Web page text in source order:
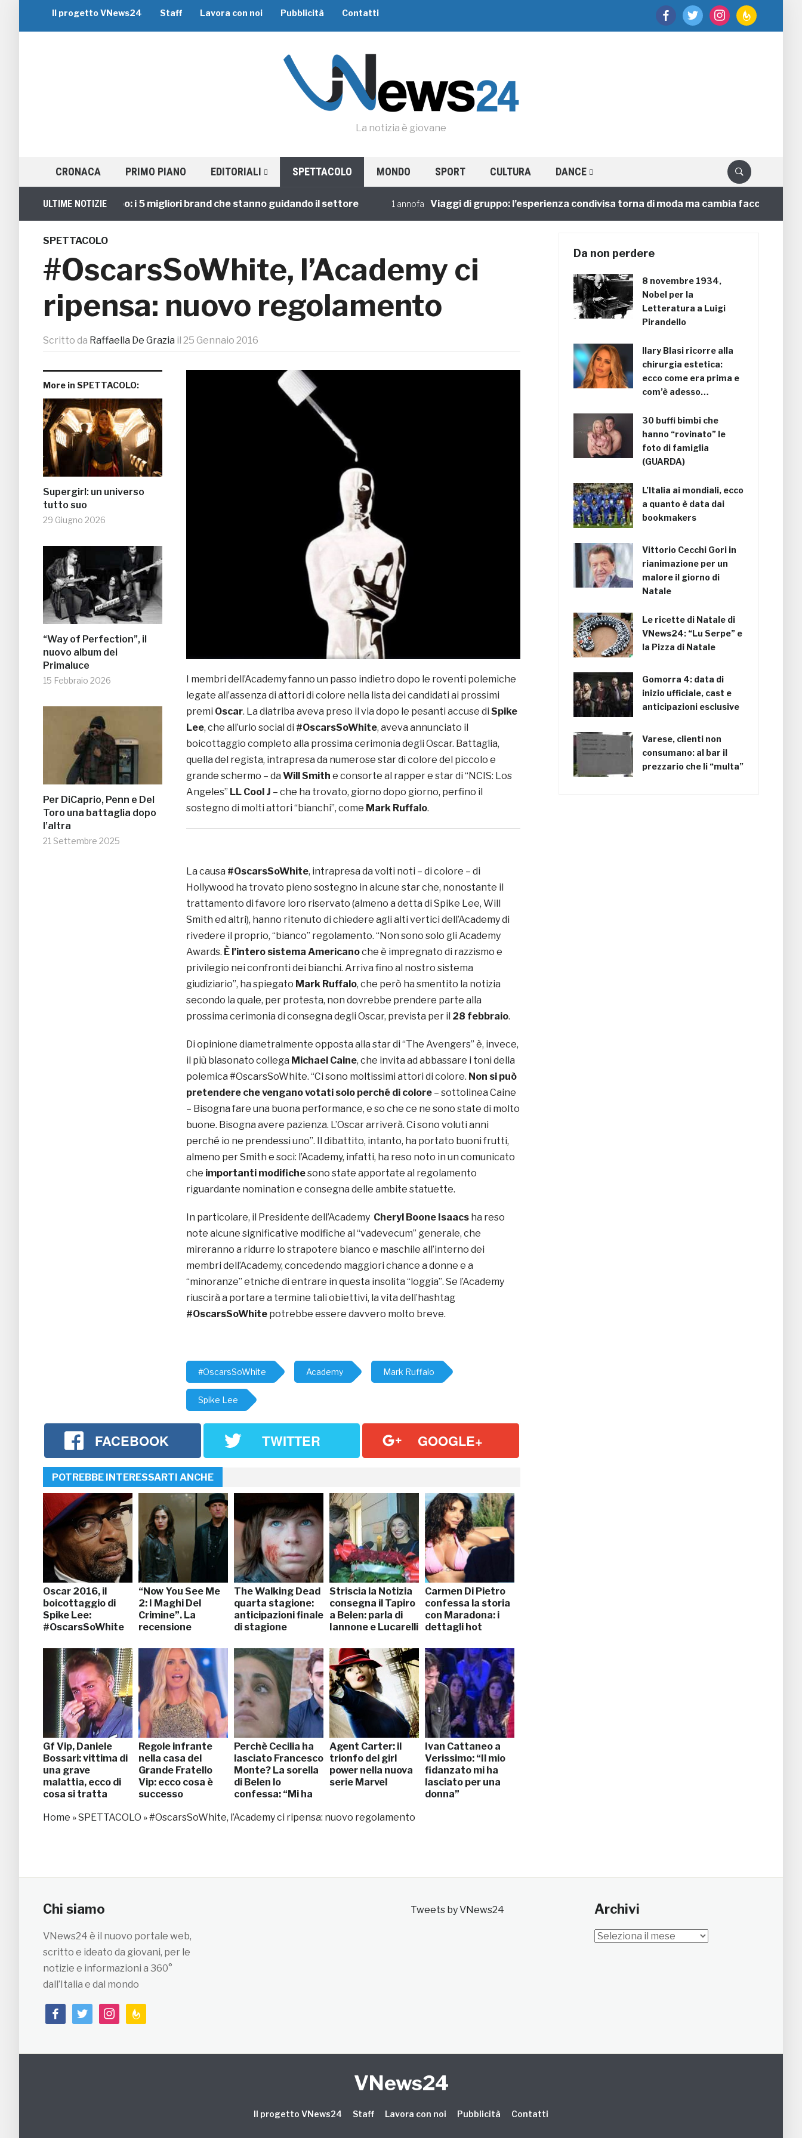
facebooktwitter instagramfeedburner
Il progetto VNews24 Staff Lavora con noi Pubblicità Contatti
La notizia è giovane
CRONACA PRIMO PIANO EDITORIALI SPETTACOLO MONDO SPORT CULTURA DANCE
ULTIME NOTIZIE
Viaggi di Gruppo: i 5 migliori brand che stanno guidando il settore 1 annofa Viaggi di gruppo: l’esperienza condivisa torna di moda ma cambia faccia
SPETTACOLO
#OscarsSoWhite, l’Academy ci
ripensa: nuovo regolamento
Scritto da Raffaella De Grazia il 25 Gennaio 2016
More in SPETTACOLO:
Supergirl: un universo
tutto suo
29 Giugno 2026
“Way of Perfection”, il
nuovo album dei
Primaluce
15 Febbraio 2026
Per DiCaprio, Penn e Del
Toro una battaglia dopo
l’altra
21 Settembre 2025
I membri dell’Academy fanno un passo indietro dopo le roventi polemiche
legate all’assenza di attori di colore nella lista dei candidati ai prossimi
premi Oscar. La diatriba aveva preso il via dopo le pesanti accuse di Spike
Lee, che all’urlo social di #OscarsSoWhite, aveva annunciato il
boicottaggio completo alla prossima cerimonia degli Oscar. Battaglia,
quella del regista, intrapresa da numerose star di colore del piccolo e
grande schermo – da Will Smith e consorte al rapper e star di “NCIS: Los
Angeles” LL Cool J – che ha trovato, giorno dopo giorno, perfino il
sostegno di molti attori “bianchi”, come Mark Ruffalo.
La causa #OscarsSoWhite, intrapresa da volti noti – di colore – di
Hollywood ha trovato pieno sostegno in alcune star che, nonostante il
trattamento di favore loro riservato (almeno a detta di Spike Lee, Will
Smith ed altri), hanno ritenuto di chiedere agli alti vertici dell’Academy di
rivedere il proprio, “bianco” regolamento. “Non sono solo gli Academy
Awards. È l’intero sistema Americanoche è impregnato di razzismo e
privilegio nei confronti dei bianchi. Arriva fino al nostro sistema
giudiziario”, ha spiegato Mark Ruffalo, che però ha smentito la notizia
secondo la quale, per protesta, non dovrebbe prendere parte alla
prossima cerimonia di consegna degli Oscar, prevista per il 28 febbraio.
Di opinione diametralmente opposta alla star di “The Avengers” è, invece,
il più blasonato collega Michael Caine, che invita ad abbassare i toni della
polemica #OscarsSoWhite. “Ci sono moltissimi attori di colore. Non si può
pretendere che vengano votati solo perché di colore – sottolinea Caine
– Bisogna fare una buona performance, e so che ce ne sono state di molto
buone. Bisogna avere pazienza. L’Oscar arriverà. Ci sono voluti anni
perché io ne prendessi uno”. Il dibattito, intanto, ha portato buoni frutti,
almeno per Smith e soci: l’Academy, infatti, ha reso noto in un comunicato
che importanti modifichesono state apportate al regolamento
riguardante nomination e consegna delle ambite statuette.
In particolare, il Presidente dell’Academy Cheryl Boone Isaacs ha reso
note alcune significative modifiche al “vadevecum” generale, che
mireranno a ridurre lo strapotere bianco e maschile all’interno dei
membri dell’Academy, concedendo maggiori chance a donne e a
“minoranze” etniche di entrare in questa insolita “loggia”. Se l’Academy
riuscirà a portare a termine tali obiettivi, la vita dell’hashtag
#OscarsSoWhite potrebbe essere davvero molto breve.
#OscarsSoWhite Academy Mark Ruffalo
Spike Lee
FACEBOOK TWITTER GOOGLE+
POTREBBE INTERESSARTI ANCHE
Oscar 2016, il
boicottaggio di
Spike Lee:
#OscarsSoWhite
“Now You See Me
2: I Maghi Del
Crimine”. La
recensione
The Walking Dead
quarta stagione:
anticipazioni finale
di stagione
Striscia la Notizia
consegna il Tapiro
a Belen: parla di
Iannone e Lucarelli
Carmen Di Pietro
confessa la storia
con Maradona: i
dettagli hot
Gf Vip, Daniele
Bossari: vittima di
una grave
malattia, ecco di
cosa si tratta
Regole infrante
nella casa del
Grande Fratello
Vip: ecco cosa è
successo
Perchè Cecilia ha
lasciato Francesco
Monte? La sorella
di Belen lo
confessa: “Mi ha
[VIDEO]
Agent Carter: il
trionfo del girl
power nella nuova
serie Marvel
Ivan Cattaneo a
Verissimo: “Il mio
fidanzato mi ha
lasciato per una
donna”
Home »SPETTACOLO »#OscarsSoWhite, l’Academy ci ripensa: nuovo regolamento
Da non perdere
8 novembre 1934,
Nobel per la
Letteratura a Luigi
Pirandello
Ilary Blasi ricorre alla
chirurgia estetica:
ecco come era prima e
com’è adesso…
30 buffi bimbi che
hanno “rovinato” le
foto di famiglia
(GUARDA)
L’Italia ai mondiali, ecco
a quanto è data dai
bookmakers
Vittorio Cecchi Gori in
rianimazione per un
malore il giorno di
Natale
Le ricette di Natale di
VNews24: “Lu Serpe” e
la Pizza di Natale
Gomorra 4: data di
inizio ufficiale, cast e
anticipazioni esclusive
Varese, clienti non
consumano: al bar il
prezzario che li “multa”
Chi siamo
VNews24 è il nuovo portale web,
scritto e ideato da giovani, per le
notizie e informazioni a 360°
dall’Italia e dal mondo
facebooktwitterinstagramfeedburner
Tweets by VNews24 Archivi
Archivi
VNews24
Il progetto VNews24 Staff Lavora con noi Pubblicità Contatti